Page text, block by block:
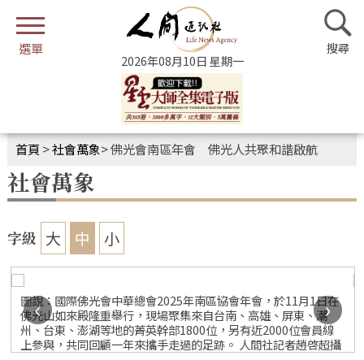
2026年08月10日 星期一
首頁 >社會萬象>佛光會南區年會 佛光人共聚和諧啟航
社會萬象
字級 大 中 小
圖說：國際佛光會中華總會2025年南區協會年會，於11月1日在
佛光山如來殿隆重舉行，現場聚集來自台南、高雄、屏東、潮
州、台東、澎湖等地的菁英幹部1800位，另有近2000位會員線
上參與，共同回顧一年來攜手走過的足跡。 人間社記者趙啓超攝
‹ ›